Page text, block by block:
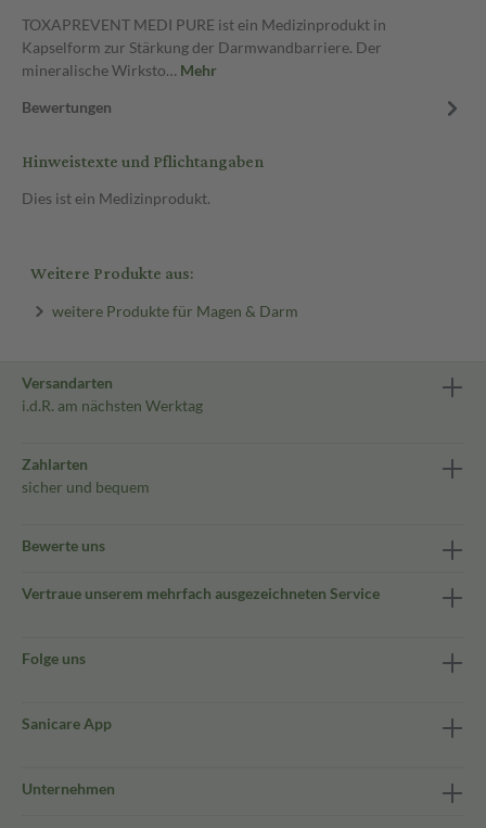
TOXAPREVENT MEDI PURE ist ein Medizinprodukt in
Kapselform zur Stärkung der Darmwandbarriere. Der
mineralische Wirksto… Mehr
Bewertungen
Hinweistexte und Pflichtangaben
Dies ist ein Medizinprodukt.
Weitere Produkte aus:
weitere Produkte für Magen & Darm
Versandarten
i.d.R. am nächsten Werktag
Zahlarten
sicher und bequem
Bewerte uns
Vertraue unserem mehrfach ausgezeichneten Service
Folge uns
Sanicare App
Unternehmen